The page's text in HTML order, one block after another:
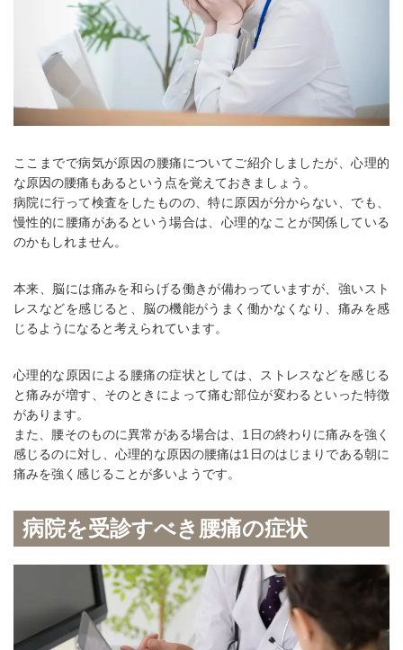
ここまでで病気が原因の腰痛についてご紹介しましたが、心理的
な原因の腰痛もあるという点を覚えておきましょう。
病院に行って検査をしたものの、特に原因が分からない、でも、
慢性的に腰痛があるという場合は、心理的なことが関係している
のかもしれません。
本来、脳には痛みを和らげる働きが備わっていますが、強いスト
レスなどを感じると、脳の機能がうまく働かなくなり、痛みを感
じるようになると考えられています。
心理的な原因による腰痛の症状としては、ストレスなどを感じる
と痛みが増す、そのときによって痛む部位が変わるといった特徴
があります。
また、腰そのものに異常がある場合は、1日の終わりに痛みを強く
感じるのに対し、心理的な原因の腰痛は1日のはじまりである朝に
痛みを強く感じることが多いようです。
病院を受診すべき腰痛の症状